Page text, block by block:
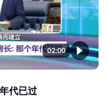
02:00
代已过